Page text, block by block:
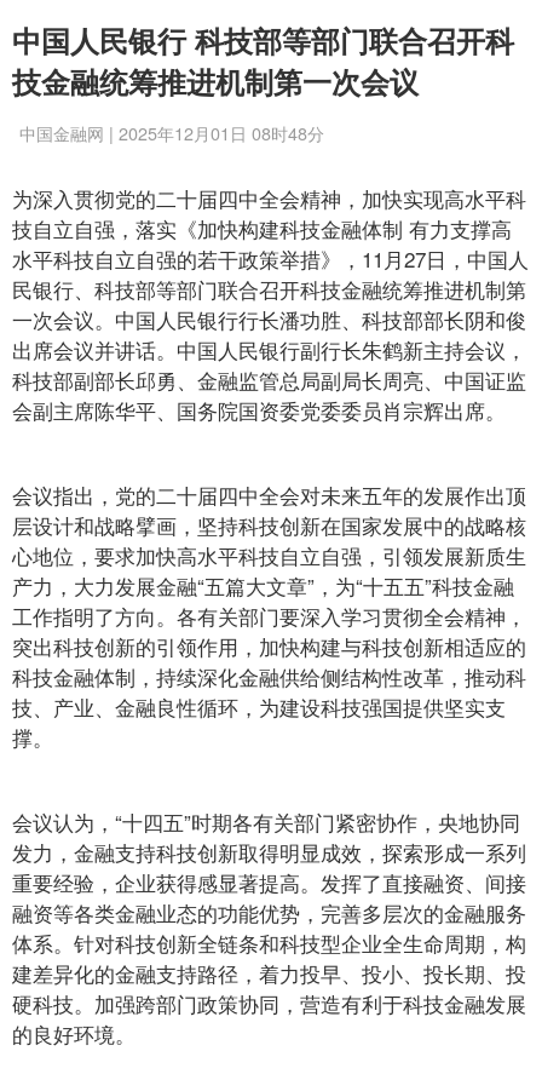
中国人民银行 科技部等部门联合召开科
技金融统筹推进机制第一次会议
中国金融网 | 2025年12月01日 08时48分
为深入贯彻党的二十届四中全会精神，加快实现高水平科
技自立自强，落实《加快构建科技金融体制 有力支撑高
水平科技自立自强的若干政策举措》，11月27日，中国人
民银行、科技部等部门联合召开科技金融统筹推进机制第
一次会议。中国人民银行行长潘功胜、科技部部长阴和俊
出席会议并讲话。中国人民银行副行长朱鹤新主持会议，
科技部副部长邱勇、金融监管总局副局长周亮、中国证监
会副主席陈华平、国务院国资委党委委员肖宗辉出席。
会议指出，党的二十届四中全会对未来五年的发展作出顶
层设计和战略擘画，坚持科技创新在国家发展中的战略核
心地位，要求加快高水平科技自立自强，引领发展新质生
产力，大力发展金融“五篇大文章”，为“十五五”科技金融
工作指明了方向。各有关部门要深入学习贯彻全会精神，
突出科技创新的引领作用，加快构建与科技创新相适应的
科技金融体制，持续深化金融供给侧结构性改革，推动科
技、产业、金融良性循环，为建设科技强国提供坚实支
撑。
会议认为，“十四五”时期各有关部门紧密协作，央地协同
发力，金融支持科技创新取得明显成效，探索形成一系列
重要经验，企业获得感显著提高。发挥了直接融资、间接
融资等各类金融业态的功能优势，完善多层次的金融服务
体系。针对科技创新全链条和科技型企业全生命周期，构
建差异化的金融支持路径，着力投早、投小、投长期、投
硬科技。加强跨部门政策协同，营造有利于科技金融发展
的良好环境。